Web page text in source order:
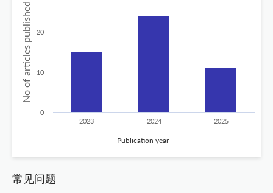
No of articles published
Publication year
2023 2024 2025
0
10
20
常见问题